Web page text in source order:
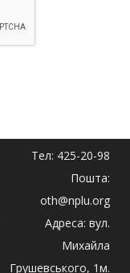
Тел: 425-20-98
Пошта:
oth@nplu.org
Адреса: вул.
Михайла
Грушевського, 1м.